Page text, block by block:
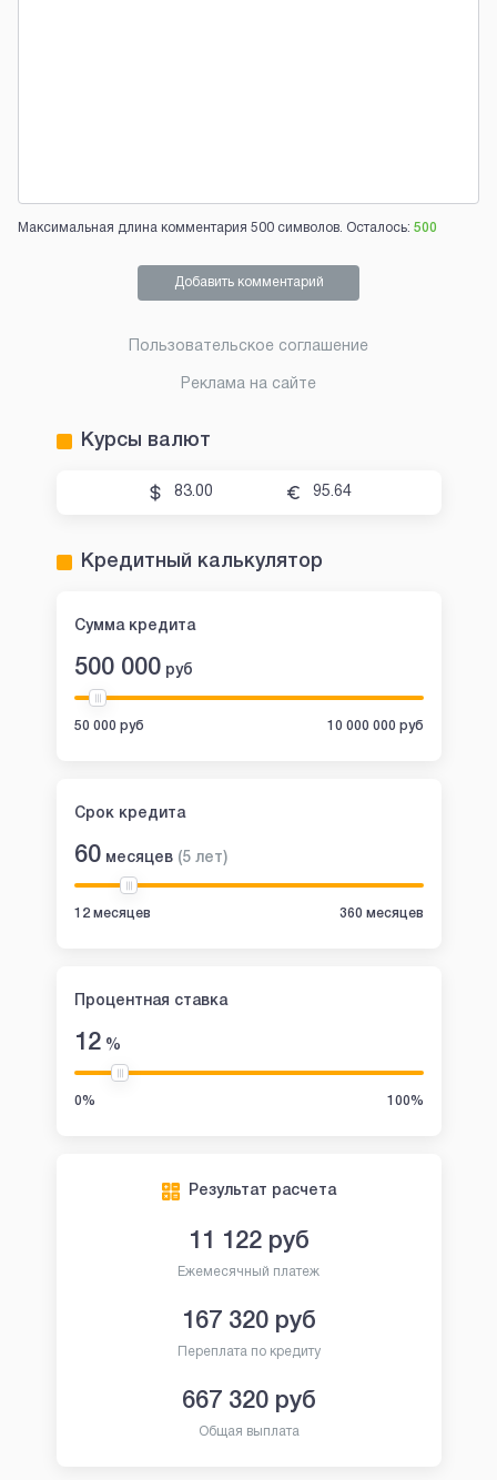
Максимальная длина комментария 500 символов. Осталось: 500
Добавить комментарий
Пользовательское соглашение
Реклама на сайте
Курсы валют
83.00 95.64
Кредитный калькулятор
Сумма кредита
500 000 руб
50 000 руб 10 000 000 руб
Срок кредита
60 месяцев (5 лет)
12 месяцев 360 месяцев
Процентная ставка
12%
0% 100%
Результат расчета
11 122руб
Ежемесячный платеж
167 320руб
Переплата по кредиту
667 320руб
Общая выплата